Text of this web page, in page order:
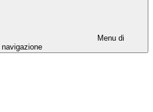
Menu di
navigazione